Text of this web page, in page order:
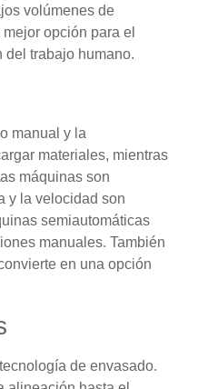
volúmenes de
opción para el
trabajo humano.
manual y la
materiales, mientras
máquinas son
y la velocidad son
semiautomáticas
manuales. También
en una opción
de envasado.